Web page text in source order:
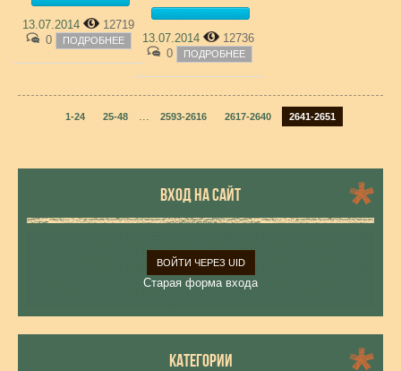
13.07.2014
12719
0
ПОДРОБНЕЕ 13.07.2014
12736
0
ПОДРОБНЕЕ
1-24 25-48 ... 2593-2616 2617-2640 2641-2651
ВХОД НА САЙТ
ВОЙТИ ЧЕРЕЗ UID
Старая форма входа
КАТЕГОРИИ